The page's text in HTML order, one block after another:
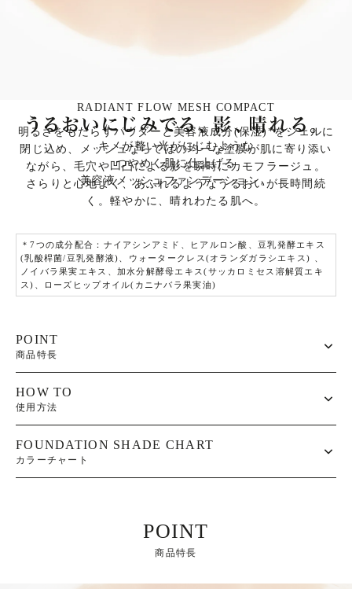
RADIANT FLOW MESH COMPACT
キメが整い光がにじむような
つやめく肌に仕上げる
美容液メッシュファンデーション。
Introduction
明るさをもたらすパウダーと美容液成分(保湿) *をジェルに
閉じ込め、
メッシュならではの均一な塗膜が肌に寄り添い
ながら、毛穴や凹凸による影を瞬時にカモフラージュ。
さらりと心地よく、あふれるようなうるおいが長時間続
く。 軽やかに、晴れわたる肌へ。
＊7つの成分配合：ナイアシンアミド、ヒアルロン酸、豆乳発酵エキス
(乳酸桿菌/豆乳発酵液)、ウォータークレス(オランダガラシエキス) 、
ノイバラ果実エキス、加水分解酵母エキス(サッカロミセス溶解質エキ
ス)、ローズヒップオイル(カニナバラ果実油)
POINT
商品特長
HOW TO
使用方法
FOUNDATION SHADE CHART
カラーチャート
POINT
商品特長